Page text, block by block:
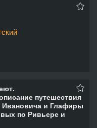
путешествия
Ивановича и Глафиры
по Ривьере и